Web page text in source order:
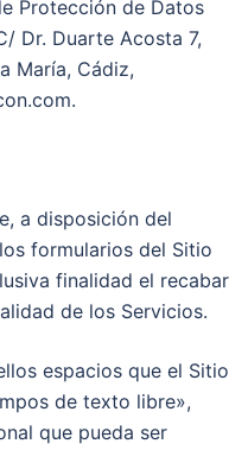
Protección de Datos
Dr. Duarte Acosta 7,
María, Cádiz,
a disposición del
formularios del Sitio
finalidad el recabar
de los Servicios.
espacios que el Sitio
de texto libre»,
que pueda ser